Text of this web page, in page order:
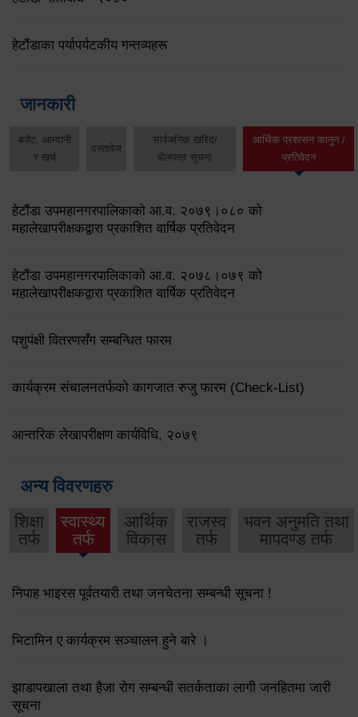
हेटौंडाका पर्यापर्यटकीय गन्तव्यहरू
जानकारी
बजेट, आम्दानी
र खर्च
दस्तावेज
सार्वजनिक खरिद/
बोलपत्र सूचना
आर्थिक प्रशासन कानुन /
प्रतिवेदन
हेटौंडा उपमहानगरपालिकाको आ.व. २०७९।०८० को
महालेखापरीक्षकद्वारा प्रकाशित वार्षिक प्रतिवेदन
हेटौंडा उपमहानगरपालिकाको आ.व. २०७८।०७९ को
महालेखापरीक्षकद्वारा प्रकाशित वार्षिक प्रतिवेदन
पशुपंक्षी वितरणसँग सम्बन्धित फारम
कार्यक्रम संचालनतर्फको कागजात रुजु फारम (Check-List)
आन्तरिक लेखापरीक्षण कार्यविधि, २०७९
अन्य विवरणहरु
शिक्षा
तर्फ
स्वास्थ्य
तर्फ
आर्थिक
विकास
राजस्व
तर्फ
भवन अनुमति तथा
मापदण्ड तर्फ
निपाह भाइरस पूर्वतयारी तथा जनचेतना सम्बन्धी सूचना !
भिटामिन ए कार्यक्रम सञ्चालन हुने बारे ।
झाडापखाला तथा हैजा रोग सम्बन्धी सतर्कताका लागी जनहितमा जारी
सूचना